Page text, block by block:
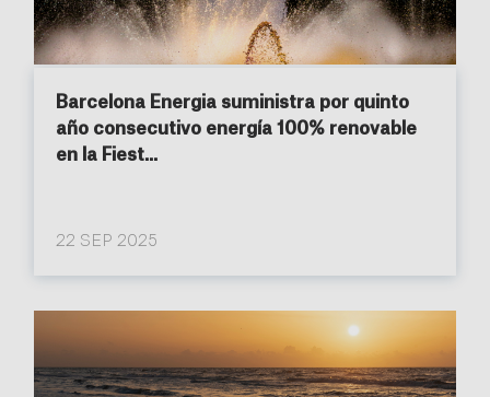
Barcelona Energia suministra por quinto
año consecutivo energía 100% renovable
en la Fiest...
22 SEP 2025